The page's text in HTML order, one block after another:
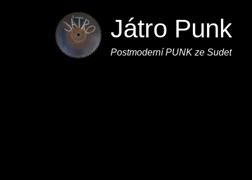
Játro Punk
Postmoderní PUNK ze Sudet